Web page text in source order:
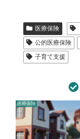
医療保険
公的医療保険
子育て支援
医療保険